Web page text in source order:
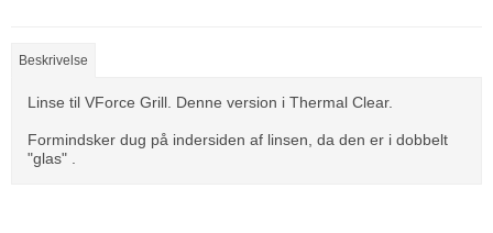
Beskrivelse
Linse til VForce Grill. Denne version i Thermal Clear.
Formindsker dug på indersiden af linsen, da den er i dobbelt
"glas" .